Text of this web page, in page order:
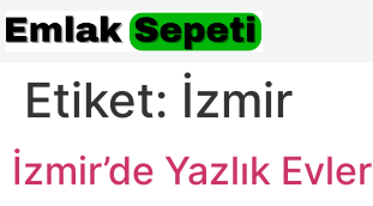
Etiket: İzmir
İzmir’de Yazlık Evler